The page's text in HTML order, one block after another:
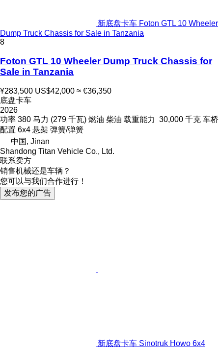
新底盘卡车 Foton GTL 10 Wheeler
Dump Truck Chassis for Sale in Tanzania
8
Foton GTL 10 Wheeler Dump Truck Chassis for
Sale in Tanzania
¥283,500 US$42,000 ≈ €36,350
底盘卡车
2026
功率 380 马力 (279 千瓦) 燃油 柴油 载重能力 30,000 千克 车桥
配置 6x4 悬架 弹簧/弹簧
中国, Jinan
Shandong Titan Vehicle Co., Ltd.
联系卖方
销售机械还是车辆？
您可以与我们合作进行！
发布您的广告
新底盘卡车 Sinotruk Howo 6x4